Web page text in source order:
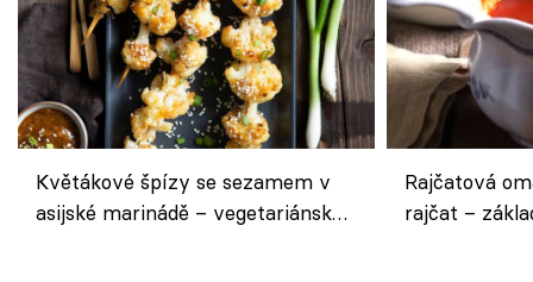
Květákové špízy se sezamem v
asijské marinádě – vegetariánská
Rajčatová
rajčat –